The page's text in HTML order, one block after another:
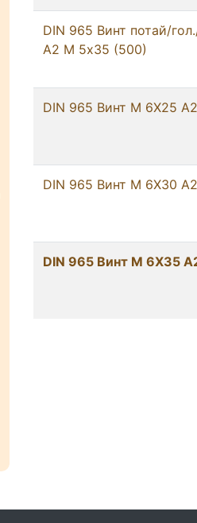
DIN 965 Винт потай/
А2 M 5х35 (500)
DIN 965 Винт M 6X25 А2
DIN 965 Винт M 6X30 А2
DIN 965 Винт M 6X35